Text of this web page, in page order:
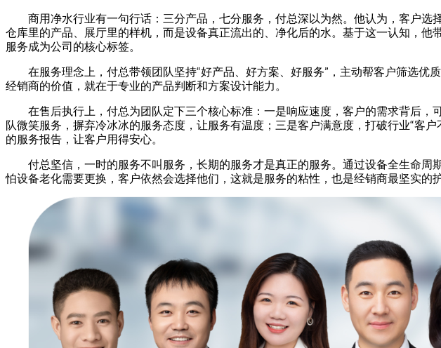
商用净水行业有一句行话：三分产品，七分服务，付总深以为然。他认为，客户
仓库里的产品、展厅里的样机，而是设备真正流出的、净化后的水。基于这一认知，
服务成为公司的核心标签。
在服务理念上，付总带领团队坚持“好产品、好方案、好服务”，主动帮客户筛选
经销商的价值，就在于专业的产品判断和方案设计能力。
在售后执行上，付总为团队定下三个核心标准：一是响应速度，客户的需求背后
队微笑服务，摒弃冷冰冰的服务态度，让服务有温度；三是客户满意度，打破行业“客
的服务报告，让客户用得安心。
付总坚信，一时的服务不叫服务，长期的服务才是真正的服务。通过设备全生命
怕设备老化需要更换，客户依然会选择他们，这就是服务的粘性，也是经销商最坚实的护